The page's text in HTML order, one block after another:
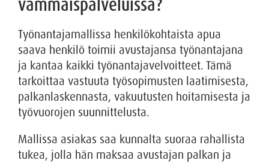
Työnantajamallissa henkilökohtaista apua
saava henkilö toimii avustajansa työnantajana
ja kantaa kaikki työnantajavelvoitteet. Tämä
tarkoittaa vastuuta työsopimusten laatimisesta,
palkanlaskennasta, vakuutusten hoitamisesta ja
työvuorojen suunnittelusta.
Mallissa asiakas saa kunnalta suoraa rahallista
tukea, jolla hän maksaa avustajan palkan ja